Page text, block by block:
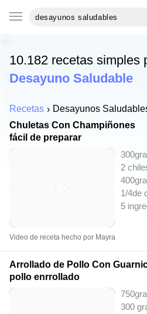
10.182 recetas simples
Desayuno Saludable
Recetas
Desayunos
Chuletas Con Champiñones
fácil de preparar
2
1/4de
5
Video de receta hecho por Mayra
Arrollado de Pollo Con
pollo enrrollado
300